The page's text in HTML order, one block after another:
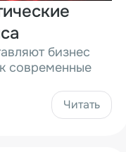
бизнес
современные
Читать